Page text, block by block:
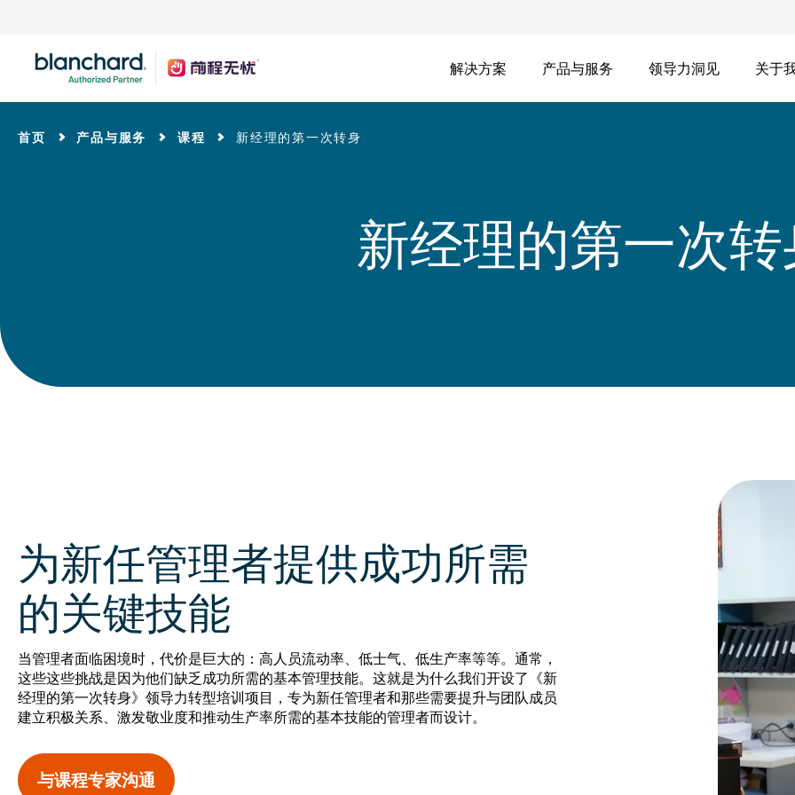
Content
解决方案 产品与服务 领导力洞见 关于
首页 产品与服务 课程 新经理的第一次转身
新经理的第一次
为新任管理者提供成功所需
的关键技能
当管理者面临困境时，代价是巨大的：高人员流动率、低士气、低生产率等等。通常，
这些这些挑战是因为他们缺乏成功所需的基本管理技能。这就是为什么我们开设了《新
经理的第一次转身》领导力转型培训项目，专为新任管理者和那些需要提升与团队成员
建立积极关系、激发敬业度和推动生产率所需的基本技能的管理者而设计。
与课程专家沟通 (Opens